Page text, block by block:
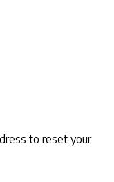
to reset your